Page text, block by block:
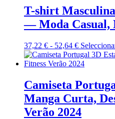
49,08 €
hasta
56,82 €
T-shirt
— Moda Casual,
37,22 € - 52,64 €Rango
de
precios:
37,22 €
hasta
52,64 €
Camiseta
Manga Curta,
Verão 2024